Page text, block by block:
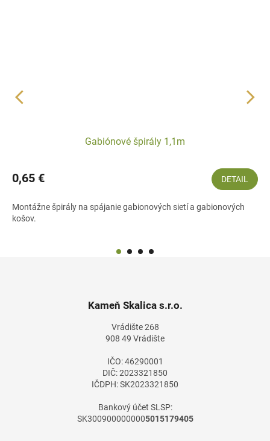
Gabiónové špirály 1,1m
0,65 € DETAIL
Montážne špirály na spájanie gabionových sietí a gabionových
košov.
Kameň Skalica s.r.o.
Vrádište 268
908 49 Vrádište
IČO: 46290001
DIČ: 2023321850
IČDPH: SK2023321850
Bankový účet SLSP:
SK3009000000005015179405